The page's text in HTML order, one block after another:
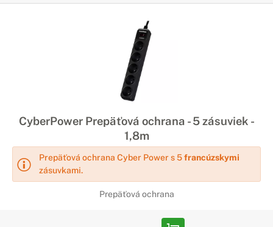
CyberPower Prepäťová ochrana - 5 zásuviek -
1,8m
Prepäťová ochrana Cyber Power s 5francúzskymi
zásuvkami.
Prepäťová ochrana